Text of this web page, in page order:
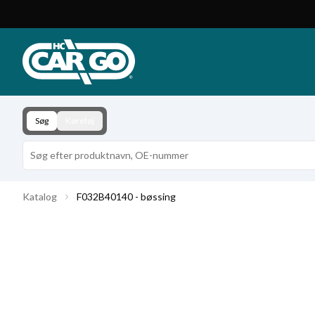
Download
Kontakt
Søg
Katalog F032B40140 - bøssing